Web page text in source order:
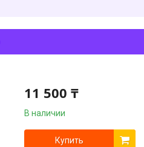
11 500 ₸
В наличии
Купить